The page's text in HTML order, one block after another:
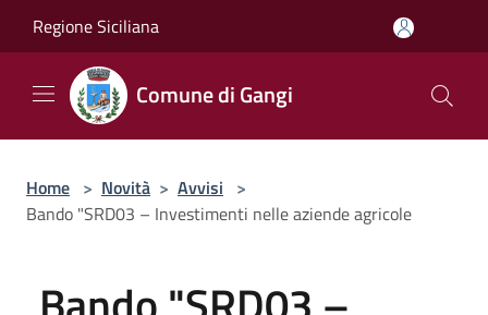
Regione Siciliana
Comune di Gangi
Home > Novità > Avvisi >
Bando "SRD03 – Investimenti nelle aziende agricole